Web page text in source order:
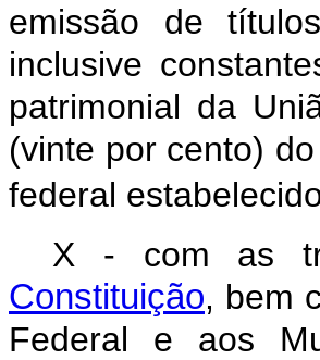
emissão de
inclusive
patrimonial da
(vinte por cento)
federal
X - com as
Constituição, bem
Federal e aos